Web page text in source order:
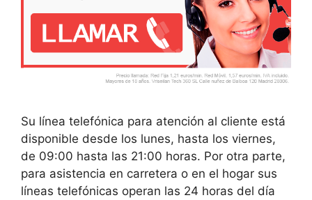
Su línea telefónica para atención al cliente está
disponible desde los lunes, hasta los viernes,
de 09:00 hasta las 21:00 horas. Por otra parte,
para asistencia en carretera o en el hogar sus
líneas telefónicas operan las 24 horas del día